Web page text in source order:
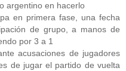
argentino en hacerlo
en primera fase, una fecha
de grupo, a manos de
por 3 a 1
acusaciones de jugadores
de jugar el partido de vuelta